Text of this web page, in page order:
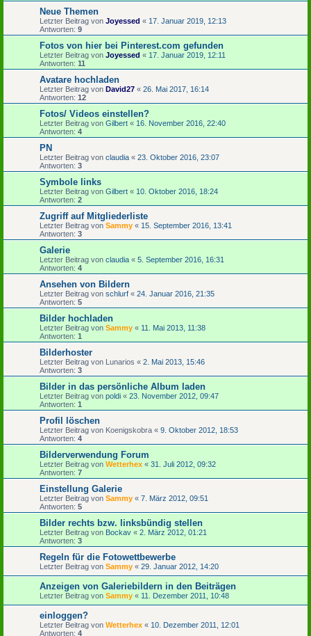
Neue Themen
Letzter Beitrag von Joyessed « 17. Januar 2019, 12:13
Antworten: 9
Fotos von hier bei Pinterest.com gefunden
Letzter Beitrag von Joyessed « 17. Januar 2019, 12:11
Antworten: 11
Avatare hochladen
Letzter Beitrag von David27 « 26. Mai 2017, 16:14
Antworten: 12
Fotos/ Videos einstellen?
Letzter Beitrag von Gilbert « 16. November 2016, 22:40
Antworten: 4
PN
Letzter Beitrag von claudia « 23. Oktober 2016, 23:07
Antworten: 3
Symbole links
Letzter Beitrag von Gilbert « 10. Oktober 2016, 18:24
Antworten: 2
Zugriff auf Mitgliederliste
Letzter Beitrag von Sammy « 15. September 2016, 13:41
Antworten: 3
Galerie
Letzter Beitrag von claudia « 5. September 2016, 16:31
Antworten: 4
Ansehen von Bildern
Letzter Beitrag von schlurf « 24. Januar 2016, 21:35
Antworten: 5
Bilder hochladen
Letzter Beitrag von Sammy « 11. Mai 2013, 11:38
Antworten: 1
Bilderhoster
Letzter Beitrag von Lunarios « 2. Mai 2013, 15:46
Antworten: 3
Bilder in das persönliche Album laden
Letzter Beitrag von poldi « 23. November 2012, 09:47
Antworten: 1
Profil löschen
Letzter Beitrag von Koenigskobra « 9. Oktober 2012, 18:53
Antworten: 4
Bilderverwendung Forum
Letzter Beitrag von Wetterhex « 31. Juli 2012, 09:32
Antworten: 7
Einstellung Galerie
Letzter Beitrag von Sammy « 7. März 2012, 09:51
Antworten: 5
Bilder rechts bzw. linksbündig stellen
Letzter Beitrag von Bockav « 2. März 2012, 01:21
Antworten: 3
Regeln für die Fotowettbewerbe
Letzter Beitrag von Sammy « 29. Januar 2012, 14:20
Anzeigen von Galeriebildern in den Beiträgen
Letzter Beitrag von Sammy « 11. Dezember 2011, 10:48
einloggen?
Letzter Beitrag von Wetterhex « 10. Dezember 2011, 12:01
Antworten: 4